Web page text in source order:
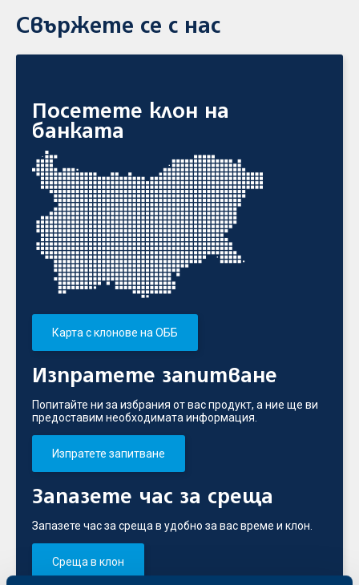
Свържете се с нас
Посетете клон на
банката
Карта с клонове на ОББ
Изпратете запитване
Попитайте ни за избрания от вас продукт, а ние ще ви
предоставим необходимата информация.
Изпратете запитване
Запазете час за среща
Запазете час за среща в удобно за вас време и клон.
Среща в клон